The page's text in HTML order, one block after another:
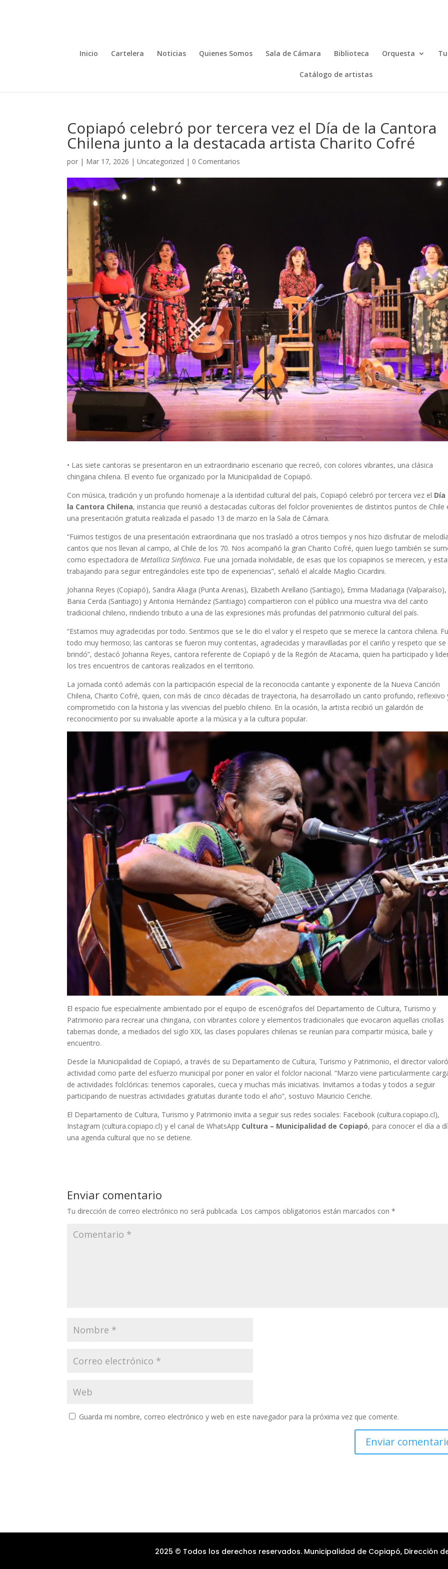
Inicio Cartelera Noticias Quienes Somos Sala de Cámara Biblioteca Orquesta
Catálogo de artistas
Copiapó celebró por tercera vez el Día de la Cantora
Chilena junto a la destacada artista Charito Cofré
por | Mar 17, 2026 |Uncategorized | 0 Comentarios
• Las siete cantoras se presentaron en un extraordinario escenario que recreó, con colores vibrantes, una clásica
chingana chilena. El evento fue organizado por la Municipalidad de Copiapó.
Con música, tradición y un profundo homenaje a la identidad cultural del país, Copiapó celebró por tercera vez el Día
la Cantora Chilena, instancia que reunió a destacadas cultoras del folclor provenientes de distintos puntos de Chile
una presentación gratuita realizada el pasado 13 de marzo en la Sala de Cámara.
“Fuimos testigos de una presentación extraordinaria que nos trasladó a otros tiempos y nos hizo disfrutar de
cantos que nos llevan al campo, al Chile de los 70. Nos acompañó la gran Charito Cofré, quien luego también se
como espectadora deMetallica Sinfónica. Fue una jornada inolvidable, de esas que los copiapinos se merecen, y
trabajando para seguir entregándoles este tipo de experiencias”, señaló el alcalde Maglio Cicardini.
Johanna Reyes (Copiapó), Sandra Aliaga (Punta Arenas), Elizabeth Arellano (Santiago), Emma Madariaga (Valparaíso),
Bania Cerda (Santiago) y Antonia Hernández (Santiago) compartieron con el público una muestra viva del canto
tradicional chileno, rindiendo tributo a una de las expresiones más profundas del patrimonio cultural del país.
“Estamos muy agradecidas por todo. Sentimos que se le dio el valor y el respeto que se merece la cantora chilena.
todo muy hermoso; las cantoras se fueron muy contentas, agradecidas y maravilladas por el cariño y respeto que se
brindó”, destacó Johanna Reyes, cantora referente de Copiapó y de la Región de Atacama, quien ha participado y
los tres encuentros de cantoras realizados en el territorio.
La jornada contó además con la participación especial de la reconocida cantante y exponente de la Nueva Canción
Chilena, Charito Cofré, quien, con más de cinco décadas de trayectoria, ha desarrollado un canto profundo, reflexivo
comprometido con la historia y las vivencias del pueblo chileno. En la ocasión, la artista recibió un galardón de
reconocimiento por su invaluable aporte a la música y a la cultura popular.
El espacio fue especialmente ambientado por el equipo de escenógrafos del Departamento de Cultura, Turismo y
Patrimonio para recrear una chingana, con vibrantes colore y elementos tradicionales que evocaron aquellas criollas
tabernas donde, a mediados del siglo XIX, las clases populares chilenas se reunían para compartir música, baile y
encuentro.
Desde la Municipalidad de Copiapó, a través de su Departamento de Cultura, Turismo y Patrimonio, el director
actividad como parte del esfuerzo municipal por poner en valor el folclor nacional. “Marzo viene particularmente
de actividades folclóricas: tenemos caporales, cueca y muchas más iniciativas. Invitamos a todas y todos a seguir
participando de nuestras actividades gratuitas durante todo el año”, sostuvo Mauricio Ceriche.
El Departamento de Cultura, Turismo y Patrimonio invita a seguir sus redes sociales: Facebook (cultura.copiapo.cl),
Instagram (cultura.copiapo.cl) y el canal de WhatsApp Cultura – Municipalidad de Copiapó, para conocer el día a
una agenda cultural que no se detiene.
Enviar comentario
Tu dirección de correo electrónico no será publicada. Los campos obligatorios están marcados con*
Guarda mi nombre, correo electrónico y web en este navegador para la próxima vez que comente.
2025 © Todos los derechos reservados. Municipalidad de Copiapó, Dirección